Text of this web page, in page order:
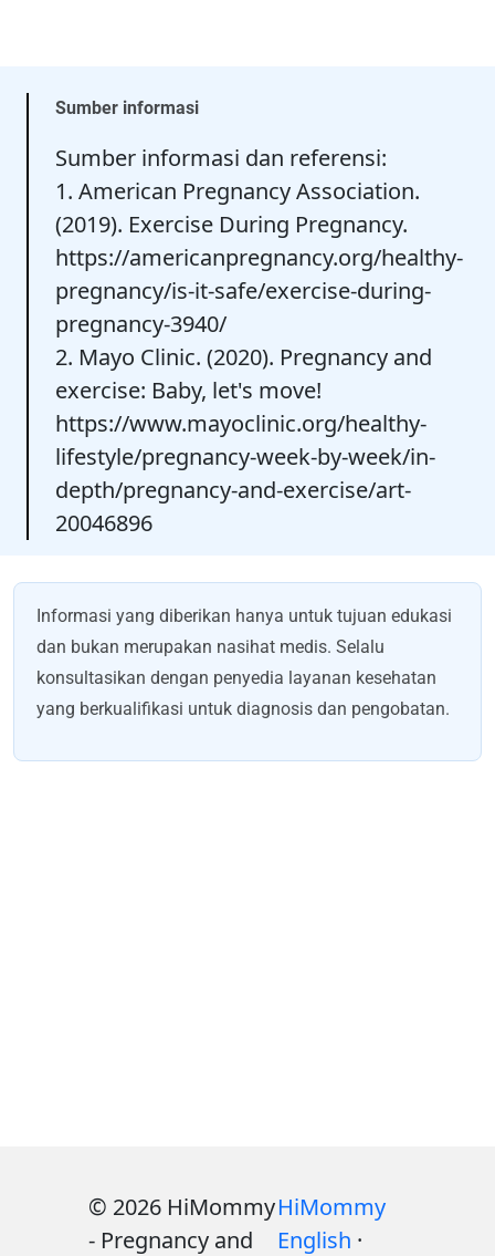
Sumber informasi
Sumber informasi dan referensi:
1. American Pregnancy Association.
(2019). Exercise During Pregnancy.
https://americanpregnancy.org/healthy-
pregnancy/is-it-safe/exercise-during-
pregnancy-3940/
2. Mayo Clinic. (2020). Pregnancy and
exercise: Baby, let's move!
https://www.mayoclinic.org/healthy-
lifestyle/pregnancy-week-by-week/in-
depth/pregnancy-and-exercise/art-
20046896
Informasi yang diberikan hanya untuk tujuan edukasi
dan bukan merupakan nasihat medis. Selalu
konsultasikan dengan penyedia layanan kesehatan
yang berkualifikasi untuk diagnosis dan pengobatan.
© 2026 HiMommy
- Pregnancy and
HiMommy
English ·